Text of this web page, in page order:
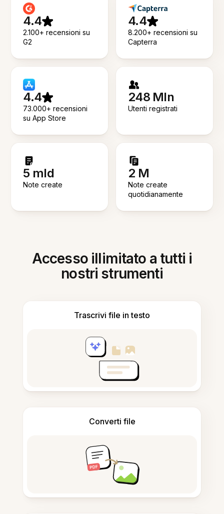
4.4
2.100+ recensioni su
G2
4.4
8.200+ recensioni su
Capterra
4.4
73.000+ recensioni
su App Store
248 Mln
Utenti registrati
5 mld
Note create
2 M
Note create
quotidianamente
Accesso illimitato a tutti i
nostri strumenti
Trascrivi file in testo
Converti file